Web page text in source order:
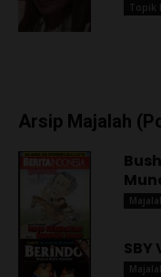
Topik
Arsip Majalah